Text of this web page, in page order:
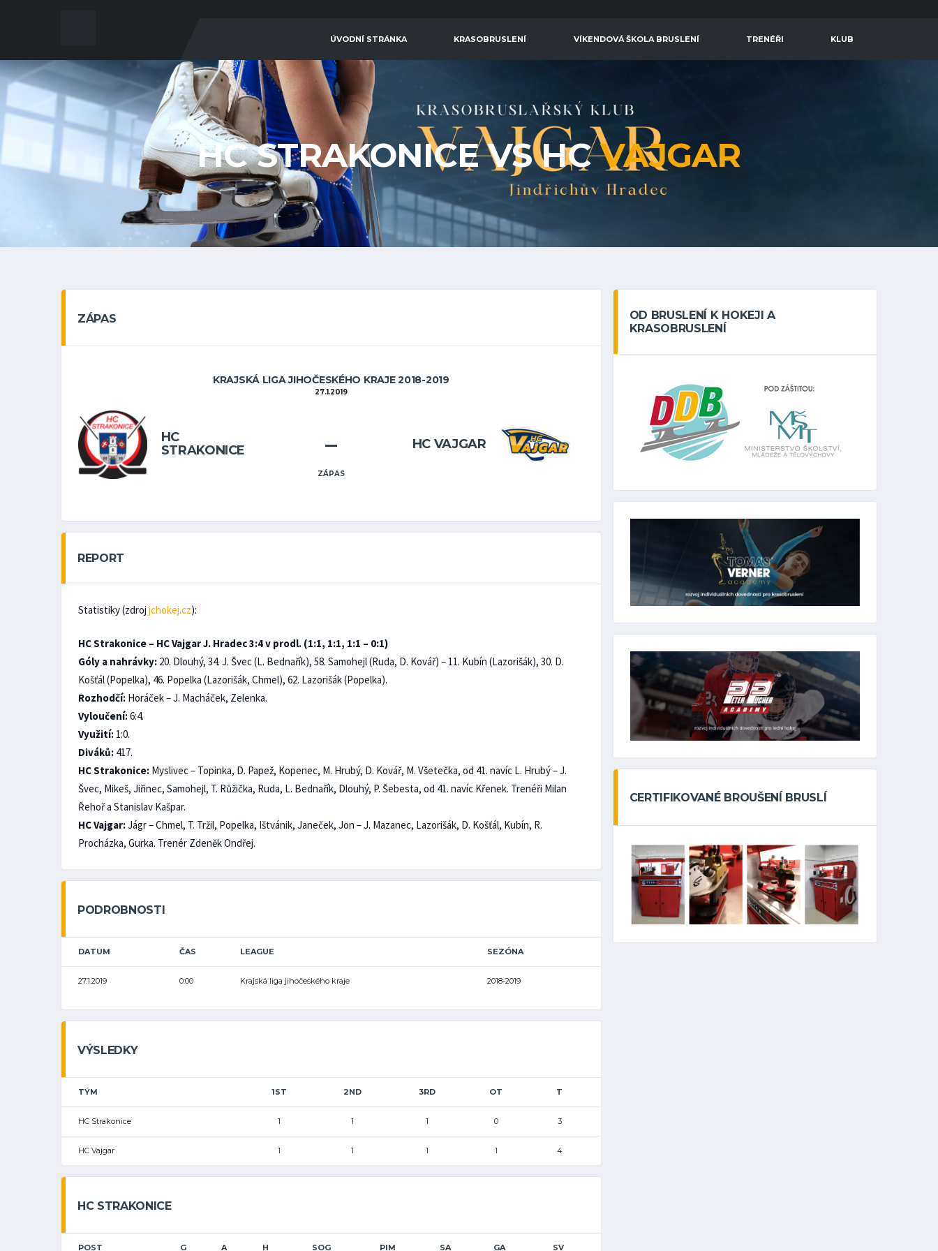
ÚVODNÍ STRÁNKA KRASOBRUSLENÍ VÍKENDOVÁ ŠKOLA BRUSLENÍ TRENÉŘI KLUB
HC STRAKONICE VS HCVAJGAR
ZÁPAS
KRAJSKÁ LIGA JIHOČESKÉHO KRAJE 2018-2019
27.1.2019
HC
STRAKONICE
HC VAJGAR
–
ZÁPAS
REPORT
Statistiky (zdroj jchokej.cz):
HC Strakonice – HC Vajgar J. Hradec 3:4 v prodl. (1:1, 1:1, 1:1 – 0:1)
Góly a nahrávky: 20. Dlouhý, 34. J. Švec (L. Bednařík), 58. Samohejl (Ruda, D. Kovář) – 11. Kubín (Lazorišák), 30. D.
Košťál (Popelka), 46. Popelka (Lazorišák, Chmel), 62. Lazorišák (Popelka).
Rozhodčí: Horáček – J. Macháček, Zelenka.
Vyloučení:6:4.
Využití: 1:0.
Diváků: 417.
HC Strakonice: Myslivec – Topinka, D. Papež, Kopenec, M. Hrubý, D. Kovář, M. Všetečka, od 41. navíc L. Hrubý – J.
Švec, Mikeš, Jiřinec, Samohejl, T. Růžička, Ruda, L. Bednařík, Dlouhý, P. Šebesta, od 41. navíc Křenek. Trenéři Milan
Řehoř a Stanislav Kašpar.
HC Vajgar:Jágr – Chmel, T. Tržil, Popelka, Ištvánik, Janeček, Jon – J. Mazanec, Lazorišák, D. Košťál, Kubín, R.
Procházka, Gurka. Trenér Zdeněk Ondřej.
PODROBNOSTI
DATUM ČAS LEAGUE SEZÓNA
27.1.2019 0:00 Krajská liga jihočeského kraje 2018-2019
VÝSLEDKY
TÝM 1ST 2ND 3RD OT T
HC Strakonice 1 1 1 0 3
HC Vajgar 1 1 1 1 4
HC STRAKONICE
POST G A H SOG PIM SA GA SV
OD BRUSLENÍ K HOKEJI A
KRASOBRUSLENÍ
CERTIFIKOVANÉ BROUŠENÍ BRUSLÍ